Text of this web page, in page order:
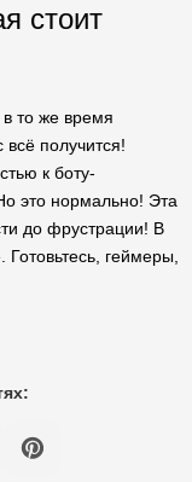
стоит
то же время
получится!
к боту-
это нормально! Эта
до фрустрации! В
геймеры,